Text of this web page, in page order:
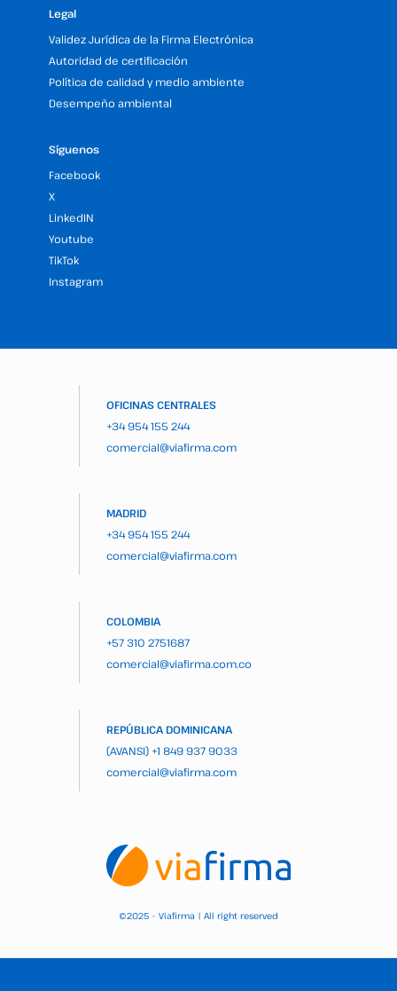
Legal
Validez Jurídica de la Firma Electrónica
Autoridad de certificación
Política de calidad y medio ambiente
Desempeño ambiental
Síguenos
Facebook
X
LinkedIN
Youtube
TikTok
Instagram
OFICINAS CENTRALES
+34 954 155 244
comercial@viafirma.com
MADRID
+34 954 155 244
comercial@viafirma.com
COLOMBIA
+57 310 2751687
comercial@viafirma.com.co
REPÚBLICA DOMINICANA
(AVANSI) +1 849 937 9033
comercial@viafirma.com
©2025 – Viafirma | All right reserved